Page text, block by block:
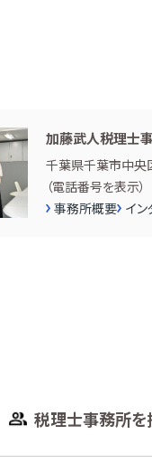
加藤武人税理士
千葉県千葉市中央
（電話番号を表示）
事務所概要 イン
税理士事務所を